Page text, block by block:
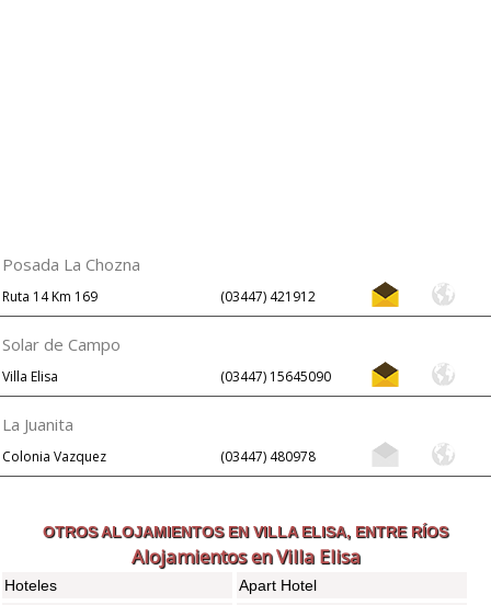
Posada La Chozna
Ruta 14 Km 169 (03447) 421912
Solar de Campo
Villa Elisa (03447) 15645090
La Juanita
Colonia Vazquez (03447) 480978
OTROS ALOJAMIENTOS EN VILLA ELISA, ENTRE RÍOS
Alojamientos en Villa Elisa
Hoteles
Apart Hotel